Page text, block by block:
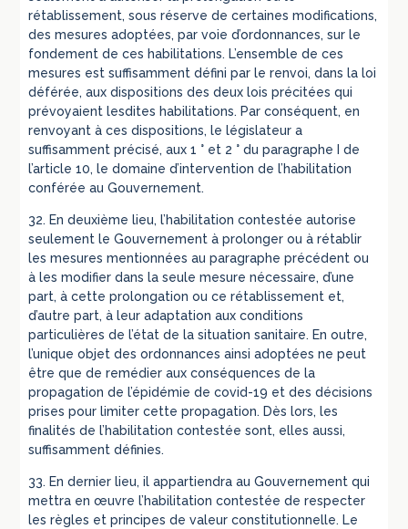
rétablissement, sous réserve de certaines modifications,
des mesures adoptées, par voie d’ordonnances, sur le
fondement de ces habilitations. L’ensemble de ces
mesures est suffisamment défini par le renvoi, dans la loi
déférée, aux dispositions des deux lois précitées qui
prévoyaient lesdites habilitations. Par conséquent, en
renvoyant à ces dispositions, le législateur a
suffisamment précisé, aux 1 ° et 2 ° du paragraphe I de
l’article 10, le domaine d’intervention de l’habilitation
conférée au Gouvernement.
32. En deuxième lieu, l’habilitation contestée autorise
seulement le Gouvernement à prolonger ou à rétablir
les mesures mentionnées au paragraphe précédent ou
à les modifier dans la seule mesure nécessaire, d’une
part, à cette prolongation ou ce rétablissement et,
d’autre part, à leur adaptation aux conditions
particulières de l’état de la situation sanitaire. En outre,
l’unique objet des ordonnances ainsi adoptées ne peut
être que de remédier aux conséquences de la
propagation de l’épidémie de covid-19 et des décisions
prises pour limiter cette propagation. Dès lors, les
finalités de l’habilitation contestée sont, elles aussi,
suffisamment définies.
33. En dernier lieu, il appartiendra au Gouvernement qui
mettra en œuvre l’habilitation contestée de respecter
les règles et principes de valeur constitutionnelle. Le